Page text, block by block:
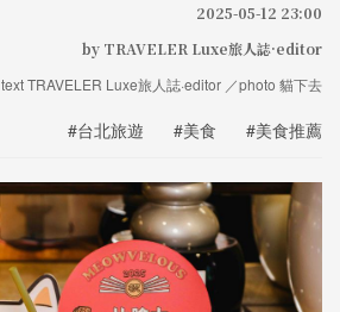
2025-05-12 23:00
by TRAVELER Luxe旅人誌·editor
text TRAVELER Luxe旅人誌·editor ／photo 貓下去
#台北旅遊 #美食 #美食推薦